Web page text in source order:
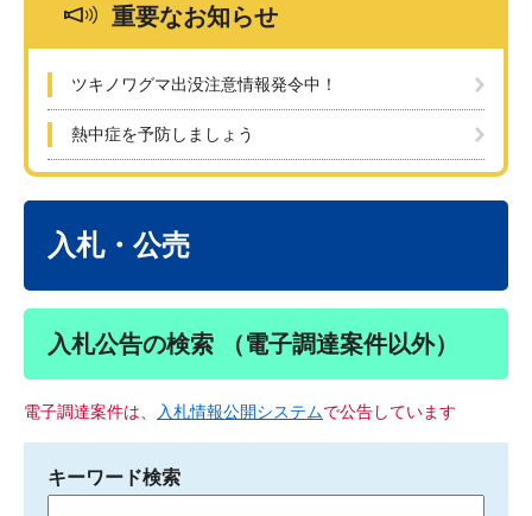
重要なお知らせ
ツキノワグマ出没注意情報発令中！
熱中症を予防しましょう
入札・公売
入札公告の検索 （電子調達案件以外）
電子調達案件は、 入札情報公開システムで公告しています
キーワード検索